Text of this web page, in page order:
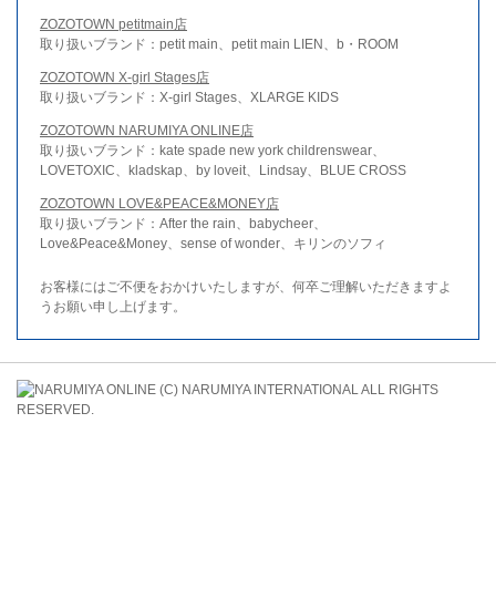
ZOZOTOWN petitmain店
取り扱いブランド：petit main、petit main LIEN、b・ROOM
ZOZOTOWN X-girl Stages店
取り扱いブランド：X-girl Stages、XLARGE KIDS
ZOZOTOWN NARUMIYA ONLINE店
取り扱いブランド：kate spade new york childrenswear、
LOVETOXIC、kladskap、by loveit、Lindsay、BLUE CROSS
ZOZOTOWN LOVE&PEACE&MONEY店
取り扱いブランド：After the rain、babycheer、
Love&Peace&Money、sense of wonder、キリンのソフィ
お客様にはご不便をおかけいたしますが、何卒ご理解いただきますよ
うお願い申し上げます。